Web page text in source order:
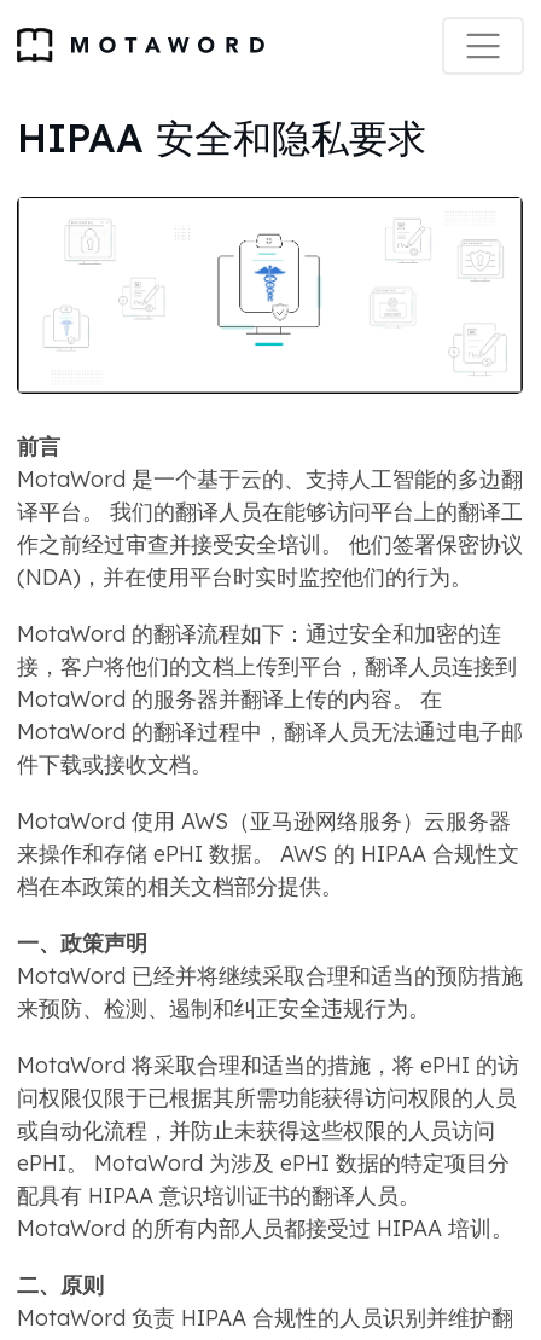
HIPAA 安全和隐私要求
前言
MotaWord 是一个基于云的、支持人工智能的多边翻
译平台。 我们的翻译人员在能够访问平台上的翻译工
作之前经过审查并接受安全培训。 他们签署保密协议
(NDA)，并在使用平台时实时监控他们的行为。
MotaWord 的翻译流程如下：通过安全和加密的连
接，客户将他们的文档上传到平台，翻译人员连接到
MotaWord 的服务器并翻译上传的内容。 在
MotaWord 的翻译过程中，翻译人员无法通过电子邮
件下载或接收文档。
MotaWord 使用 AWS（亚马逊网络服务）云服务器
来操作和存储 ePHI 数据。 AWS 的 HIPAA 合规性文
档在本政策的相关文档部分提供。
一、政策声明
MotaWord 已经并将继续采取合理和适当的预防措施
来预防、检测、遏制和纠正安全违规行为。
MotaWord 将采取合理和适当的措施，将 ePHI 的访
问权限仅限于已根据其所需功能获得访问权限的人员
或自动化流程，并防止未获得这些权限的人员访问
ePHI。 MotaWord 为涉及 ePHI 数据的特定项目分
配具有 HIPAA 意识培训证书的翻译人员。
MotaWord 的所有内部人员都接受过 HIPAA 培训。
二、原则
MotaWord 负责 HIPAA 合规性的人员识别并维护翻